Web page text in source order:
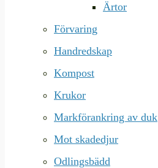
Ärtor
Förvaring
Handredskap
Kompost
Krukor
Markförankring av duk
Mot skadedjur
Odlingsbädd